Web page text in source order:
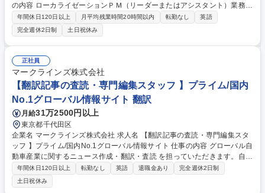
の内容 ローカライゼーションＰＭ（リーダーまたはアシスタント）業務
・翻訳コーディネーションに関するリードまたはサポート業務 ・ゲームの
ローカライズ業務及び翻訳業務全般 ・翻訳の外注 ・翻訳スケジュール調
整、翻訳予算管理 ・翻訳納品物の受入検査 ・開発チームとの折衝 ・海外
音声収録スタジオとの調整 ・LQAバグ進行管理 募集職種 ローカライゼー
ションPM（スペイン語）【ゲーム業界／プライム市場】
年間休日120日以上 月平均残業時間20時間以内 転勤なし
英語
完全週休2日制
土日祝休み
正社員
マークラインズ株式会社
【翻訳記事の査読・専門編集スタッフ 】プライム/国内
No.1グローバル情報サイト 翻訳
月給31万2500円以上
東京都千代田区
企業名 マークラインズ株式会社 求人名 【翻訳記事の査読・専門編集スタ
ッフ 】プライム/国内No.1グローバル情報サイト 仕事の内容 グローバル自
動車産業に関するニュース作成・翻訳・査読 を担っていただきます。自動
翻訳だけでは補いきれない「業界特有の用語」や「技術的背景」を読み解
き、信頼性あるニュースへ仕上げることがミッションです ■自動車メーカ
ー、部品メーカー、各国の業界団体が発表するプレスリリースなどをもと
年間休日120日以上 転勤なし 英語 退職金あり
完全週休2日制
土日祝休み